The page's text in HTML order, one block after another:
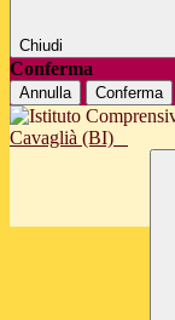
Chiudi
Conferma
Annulla Conferma
Cavaglià (BI)